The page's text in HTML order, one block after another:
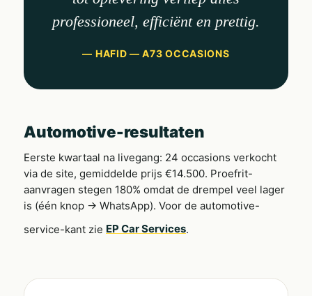
professioneel, efficiënt en prettig.
— HAFID — A73 OCCASIONS
Automotive-resultaten
Eerste kwartaal na livegang: 24 occasions verkocht
via de site, gemiddelde prijs €14.500. Proefrit-
aanvragen stegen 180% omdat de drempel veel lager
is (één knop → WhatsApp). Voor de automotive-
service-kant zie EP Car Services.